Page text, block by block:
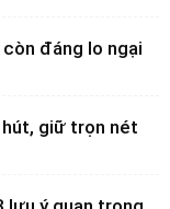
đáng lo ngại
giữ trọn nét